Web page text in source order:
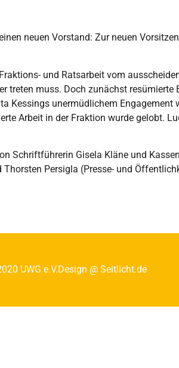
neuen Vorstand: Zur neuen
und Ratsarbeit vom
treten muss. Doch zunächst
Kessings unermüdlichem
Arbeit in der Fraktion wurde gelobt.
Schriftführerin Gisela Kläne und
Persigla (Presse- und
UWG e.V.Design @ Seitlicht.de